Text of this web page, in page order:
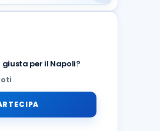
per il Napoli?